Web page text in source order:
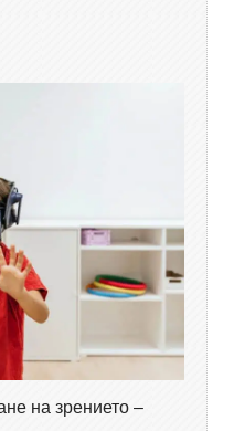
на зрението –